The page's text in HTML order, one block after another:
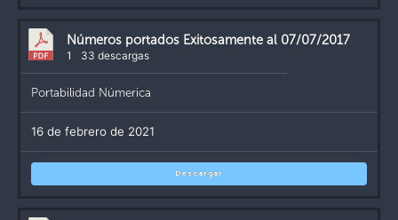
Números portados Exitosamente al 07/07/2017
1 33 descargas
Portabilidad Númerica
16 de febrero de 2021
Descargar